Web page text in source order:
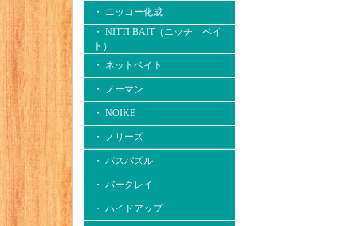
・ ニッコー化成
・ NITTI BAIT（ニッチ ベイ
ト）
・ ネットベイト
・ ノーマン
・ NOIKE
・ ノリーズ
・ バスパズル
・ バークレイ
・ ハイドアップ